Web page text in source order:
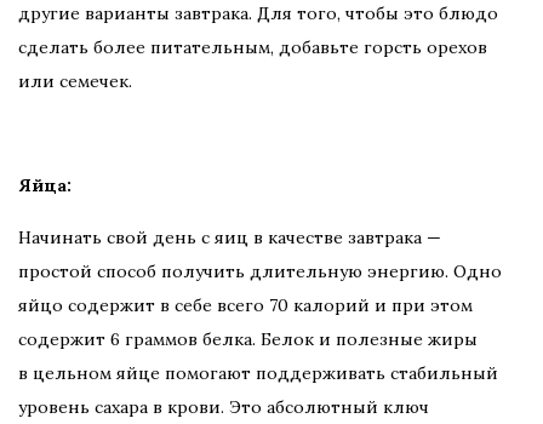
другие варианты завтрака. Для того, чтобы это блюдо
сделать более питательным, добавьте горсть орехов
или семечек.
Яйца:
Начинать свой день с яиц в качестве завтрака —
простой способ получить длительную энергию. Одно
яйцо содержит в себе всего 70 калорий и при этом
содержит 6 граммов белка. Белок и полезные жиры
в цельном яйце помогают поддерживать стабильный
уровень сахара в крови. Это абсолютный ключ